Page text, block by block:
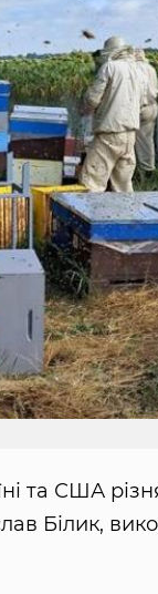
та США
Білик,